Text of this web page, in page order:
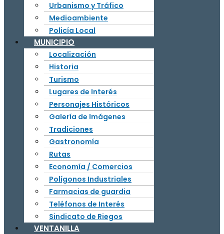
Urbanismo y Tráfico
Medioambiente
Policía Local
MUNICIPIO
Localización
Historia
Turismo
Lugares de Interés
Personajes Históricos
Galería de Imágenes
Tradiciones
Gastronomía
Rutas
Economía / Comercios
Polígonos Industriales
Farmacias de guardia
Teléfonos de Interés
Sindicato de Riegos
VENTANILLA